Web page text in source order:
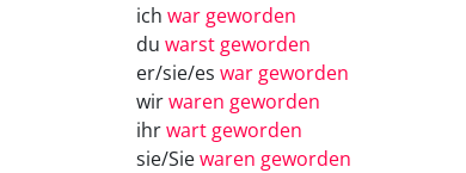
ich war geworden
du warst geworden
er/sie/es war geworden
wirwaren geworden
ihrwart geworden
sie/Siewaren geworden